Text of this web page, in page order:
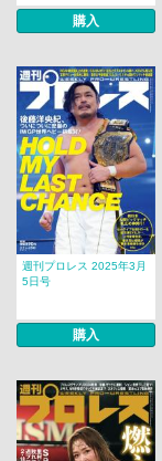
購入
週刊プロレス 2025年3月
5日号
購入